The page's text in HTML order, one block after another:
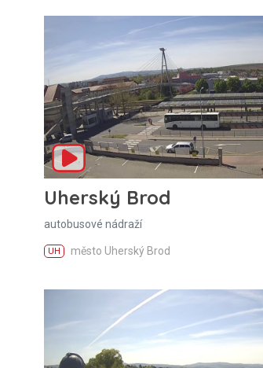
Uherský Brod
autobusové nádraží
UH město Uherský Brod